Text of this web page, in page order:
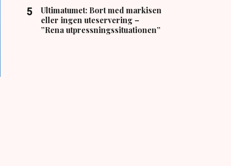
Ultimatumet: Bort med markisen
eller ingen uteservering –
”Rena utpressningssituationen”